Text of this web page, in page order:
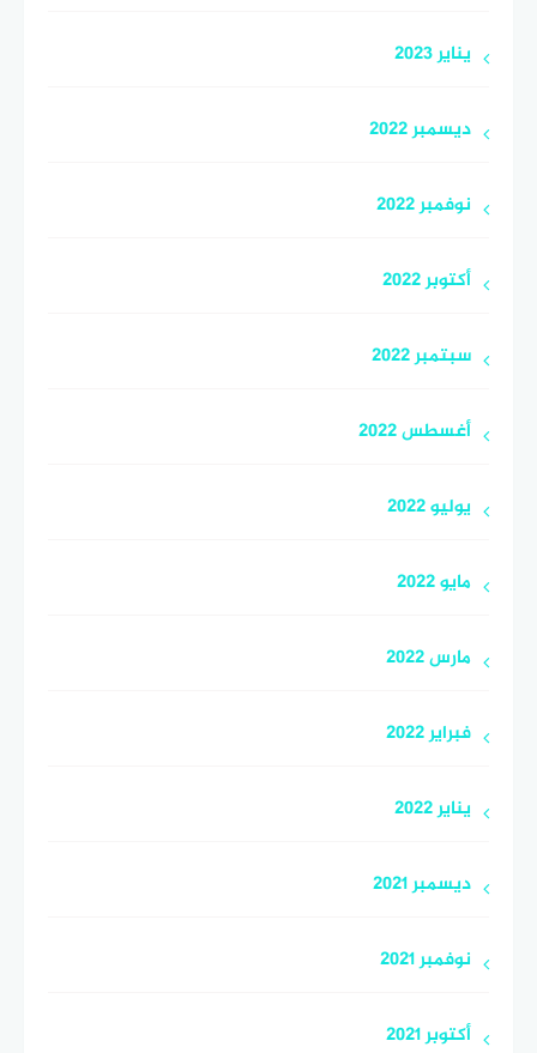
يناير 2023
ديسمبر 2022
نوفمبر 2022
أكتوبر 2022
سبتمبر 2022
أغسطس 2022
يوليو 2022
مايو 2022
مارس 2022
فبراير 2022
يناير 2022
ديسمبر 2021
نوفمبر 2021
أكتوبر 2021